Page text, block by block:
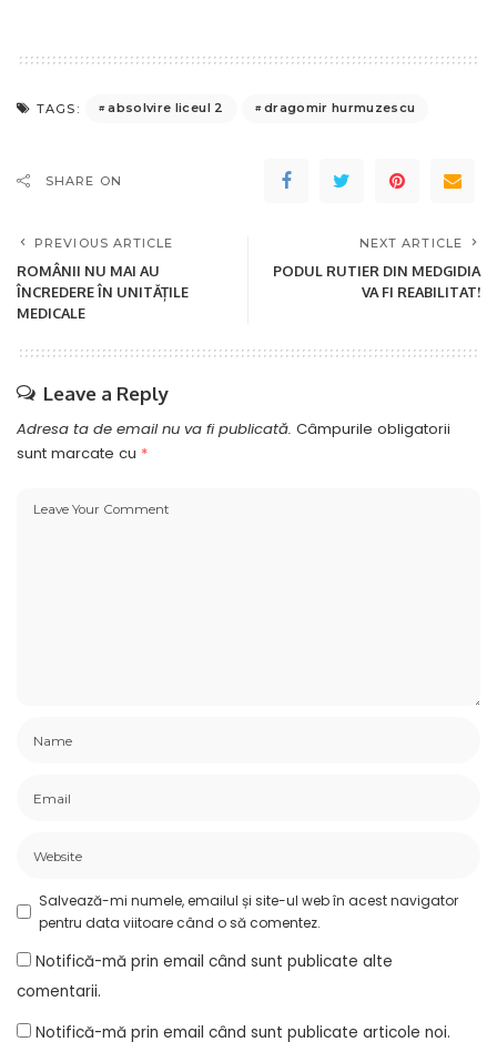
TAGS: absolvire liceul 2 dragomir hurmuzescu
SHARE ON
PREVIOUS ARTICLE
ROMÂNII NU MAI AU
ÎNCREDERE ÎN UNITĂȚILE
MEDICALE
NEXT ARTICLE
PODUL RUTIER DIN MEDGIDIA
VA FI REABILITAT!
Leave a Reply
Adresa ta de email nu va fi publicată. Câmpurile obligatorii
sunt marcate cu *
Salvează-mi numele, emailul și site-ul web în acest navigator
pentru data viitoare când o să comentez.
Notifică-mă prin email când sunt publicate alte
comentarii.
Notifică-mă prin email când sunt publicate articole noi.